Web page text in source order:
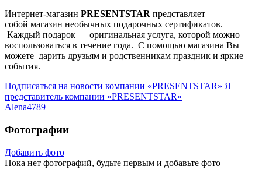
Интернет-магазин PRESENTSTAR представляет
собой магазин необычных подарочных сертификатов.
Каждый подарок — оригинальная услуга, которой можно
воспользоваться в течение года. С помощью магазина Вы
можете дарить друзьям и родственникам праздник и яркие
события.
Подписаться на новости компании «PRESENTSTAR» Я
представитель компании «PRESENTSTAR»
Alena4789
Фотографии
Добавить фото
Пока нет фотографий, будьте первым и добавьте фото